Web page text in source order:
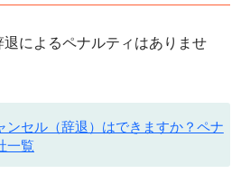
によるペナルティはありませ
ンセル（辞退）はできますか？ペナ
一覧